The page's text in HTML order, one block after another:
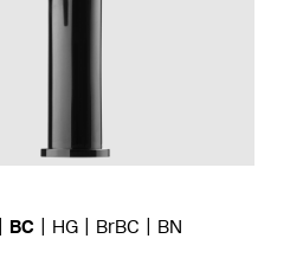
BC HG BrBC BN